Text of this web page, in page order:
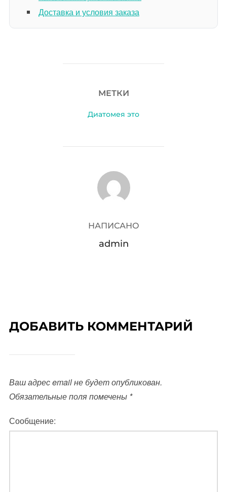
Доставка и условия заказа
МЕТКИ
Диатомея это
АВТОР ЗАПИСИ
НАПИСАНО
admin
ДОБАВИТЬ КОММЕНТАРИЙ
Ваш адрес email не будет опубликован.
Обязательные поля помечены *
Сообщение: